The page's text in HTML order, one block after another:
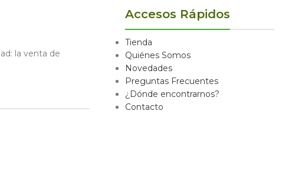
la venta de
Accesos Rápidos
Tienda
Quiénes Somos
Novedades
Preguntas Frecuentes
¿Dónde encontrarnos?
Contacto